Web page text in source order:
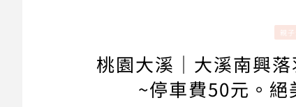
親
桃園大溪｜大溪南興
~停車費50元。